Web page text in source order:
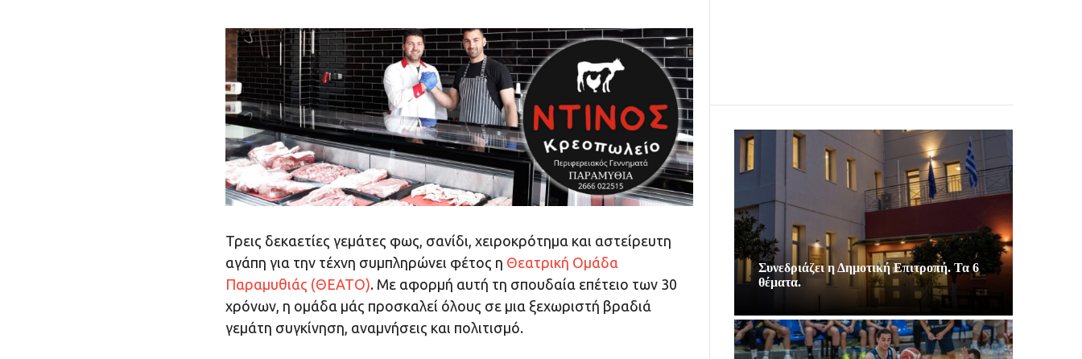
Τρεις δεκαετίες γεμάτες φως, σανίδι, χειροκρότημα και αστείρευτη
αγάπη για την τέχνη συμπληρώνει φέτος η Θεατρική Ομάδα
Παραμυθιάς (ΘΕΑΤΟ). Με αφορμή αυτή τη σπουδαία επέτειο των 30
χρόνων, η ομάδα μάς προσκαλεί όλους σε μια ξεχωριστή βραδιά
γεμάτη συγκίνηση, αναμνήσεις και πολιτισμό.
Συνεδριάζει η Δημοτική Επιτροπή. Τα 6
θέματα.